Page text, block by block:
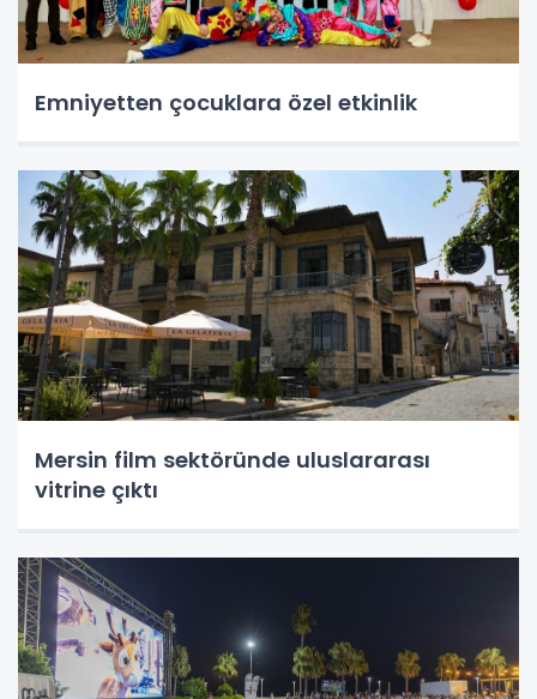
Emniyetten çocuklara özel etkinlik
Mersin film sektöründe uluslararası
vitrine çıktı